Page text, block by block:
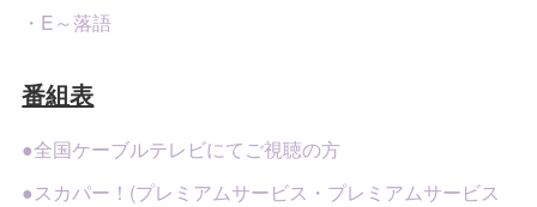
・E～落語
番組表
●全国ケーブルテレビにてご視聴の方
●スカパー！(プレミアムサービス・プレミアムサービス